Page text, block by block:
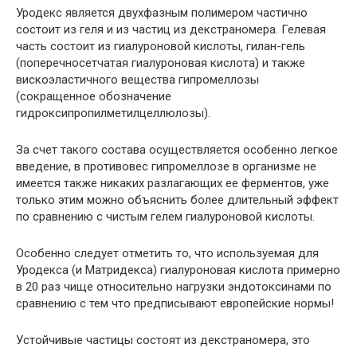
Уродекс является двухфазным полимером частично
состоит из геля и из частиц из декстраномера. Гелевая
часть состоит из гиалуроновой кислоты, гилан-гель
(поперечносетчатая гиалуроновая кислота) и также
вискоэластичного вещества гипромеллозы
(сокращенное обозначение
гидроксипропилметилцеллюлозы).
За счет такого состава осуществляется особенно легкое
введение, в противовес гипромеллозе в организме не
имеется также никаких разлагающих ее ферментов, уже
только этим можно объяснить более длительный эффект
по сравнению с чистым гелем гиалуроновой кислоты.
Особенно следует отметить то, что используемая для
Уродекса (и Матридекса) гиалуроновая кислота примерно
в 20 раз чище относительно нагрузки эндотоксинами по
сравнению с тем что предписывают европейские нормы!
Устойчивые частицы состоят из декстраномера, это